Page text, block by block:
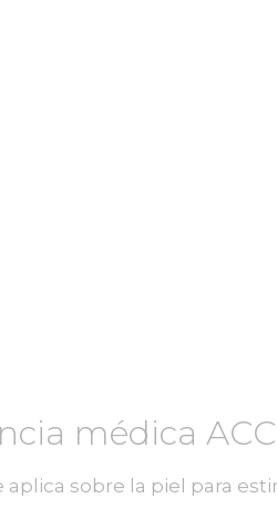
médica
aplica sobre la piel para